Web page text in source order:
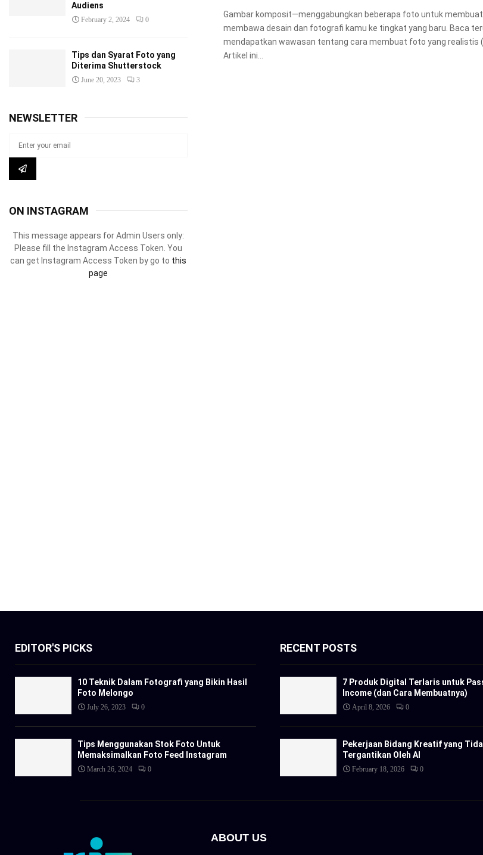
Gambar komposit—menggabungkan beberapa foto untuk
membawa desain dan fotografi kamu ke tingkat yang baru. Baca
mendapatkan wawasan tentang cara membuat foto yang realistis
Artikel ini...
Audiens
February 2, 2024 0
Tips dan Syarat Foto yang
Diterima Shutterstock
June 20, 2023 3
NEWSLETTER
ON INSTAGRAM
This message appears for Admin Users only:
Please fill the Instagram Access Token. You
can get Instagram Access Token by go to this
page
EDITOR'S PICKS
10 Teknik Dalam Fotografi yang Bikin Hasil
Foto Melongo
July 26, 2023 0
Tips Menggunakan Stok Foto Untuk
Memaksimalkan Foto Feed Instagram
March 26, 2024 0
RECENT POSTS
7 Produk Digital Terlaris untuk
Income (dan Cara Membuatnya)
April 8, 2026 0
Pekerjaan Bidang Kreatif yang
Tergantikan Oleh AI
February 18, 2026 0
ABOUT US